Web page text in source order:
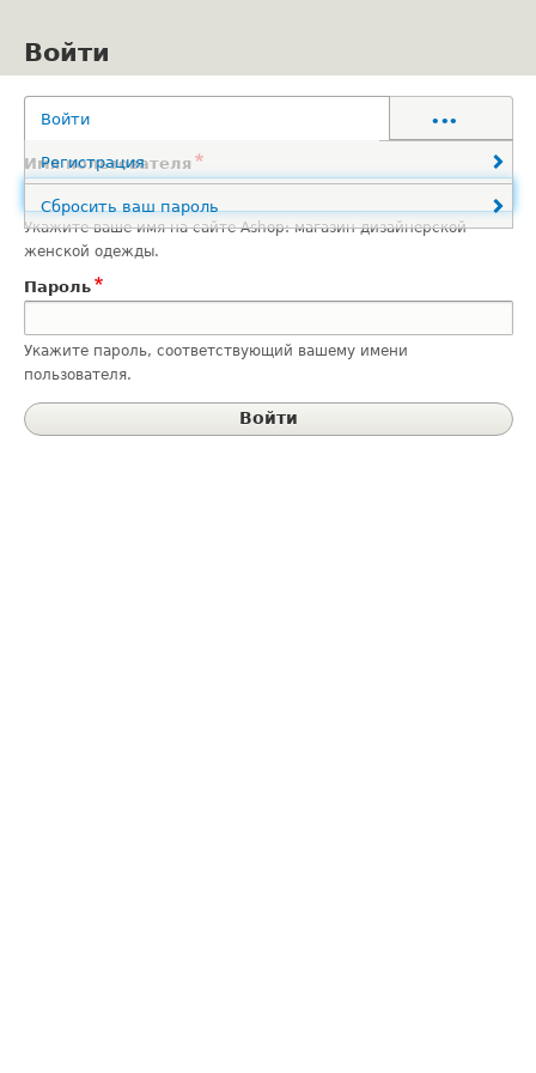
Войти
Главные
вкладки
•••
Войти(активная вкладка)
Регистрация
Сбросить ваш пароль
Имя пользователя
Укажите ваше имя на сайте Ashop: магазин дизайнерской
женской одежды.
Пароль
Укажите пароль, соответствующий вашему имени
пользователя.